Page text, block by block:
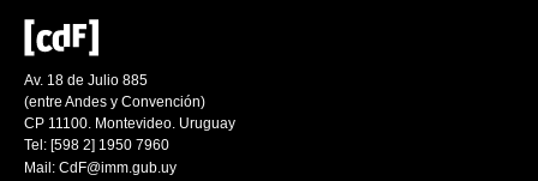
Av. 18 de Julio 885
(entre Andes y Convención)
CP 11100. Montevideo. Uruguay
Tel: [598 2] 1950 7960
Mail: CdF@imm.gub.uy